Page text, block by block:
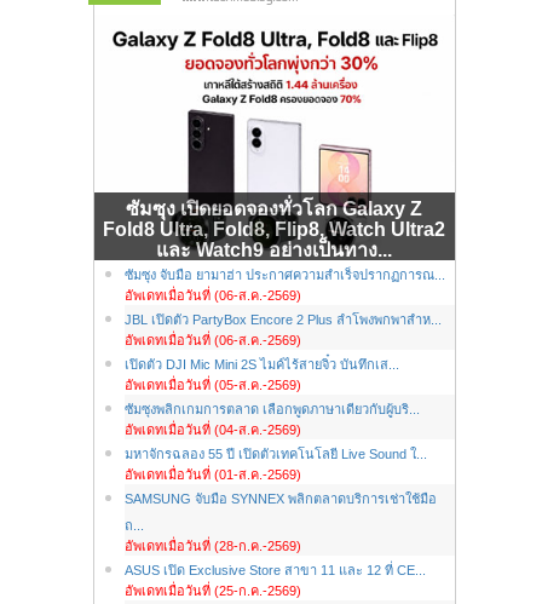
ซัมซุง เปิดยอดจองทั่วโลก Galaxy Z
Fold8 Ultra, Fold8, Flip8, Watch Ultra2
และ Watch9 อย่างเป็นทาง...
ซัมซุง จับมือ ยามาฮ่า ประกาศความสำเร็จปรากฏการณ...
อัพเดทเมื่อวันที่ (06-ส.ค.-2569)
JBL เปิดตัว PartyBox Encore 2 Plus ลำโพงพกพาสำห...
อัพเดทเมื่อวันที่ (06-ส.ค.-2569)
เปิดตัว DJI Mic Mini 2S ไมค์ไร้สายจิ๋ว บันทึกเส...
อัพเดทเมื่อวันที่ (05-ส.ค.-2569)
ซัมซุงพลิกเกมการตลาด เลือกพูดภาษาเดียวกับผู้บริ...
อัพเดทเมื่อวันที่ (04-ส.ค.-2569)
มหาจักรฉลอง 55 ปี เปิดตัวเทคโนโลยี Live Sound ใ...
อัพเดทเมื่อวันที่ (01-ส.ค.-2569)
SAMSUNG จับมือ SYNNEX พลิกตลาดบริการเช่าใช้มือ
ถ...
อัพเดทเมื่อวันที่ (28-ก.ค.-2569)
ASUS เปิด Exclusive Store สาขา 11 และ 12 ที่ CE...
อัพเดทเมื่อวันที่ (25-ก.ค.-2569)